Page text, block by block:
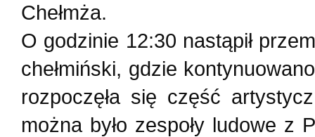
Chełmża.
O godzinie 12:30 nastąpił
chełmiński, gdzie
rozpoczęła się część
można było zespoły ludowe z